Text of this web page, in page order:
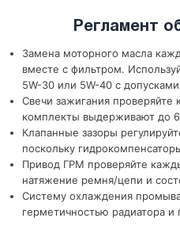
Регламент
Замена моторного масла
вместе с фильтром.
5W-30 или 5W-40 с
Свечи зажигания
комплекты выдерживают до
Клапанные зазоры
поскольку
Привод ГРМ проверяйте
натяжение ремня/цепи и
Систему охлаждения
герметичностью радиатора